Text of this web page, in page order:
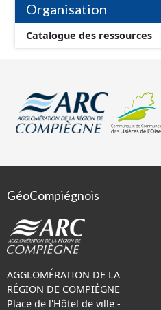
Organisation
Catalogue des ressources
GéoCompiégnois
AGGLOMÉRATION DE LA
RÉGION DE COMPIÈGNE
Place de l'Hôtel de ville -